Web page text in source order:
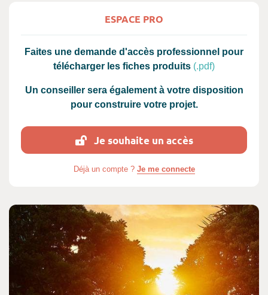
ESPACE PRO
Faites une demande d'accès professionnel pour
télécharger les fiches produits (.pdf)
Un conseiller sera également à votre disposition
pour construire votre projet.
Je souhaite un accès
Déjà un compte ? Je me connecte